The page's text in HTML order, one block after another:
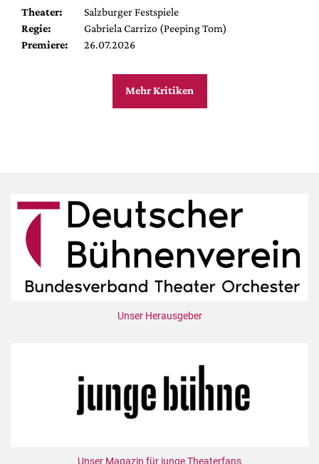
Theater:
Salzburger Festspiele
Regie:
Gabriela Carrizo (Peeping Tom)
Premiere:
26.07.2026
Mehr Kritiken
Unser Herausgeber
Unser Magazin für junge Theaterfans